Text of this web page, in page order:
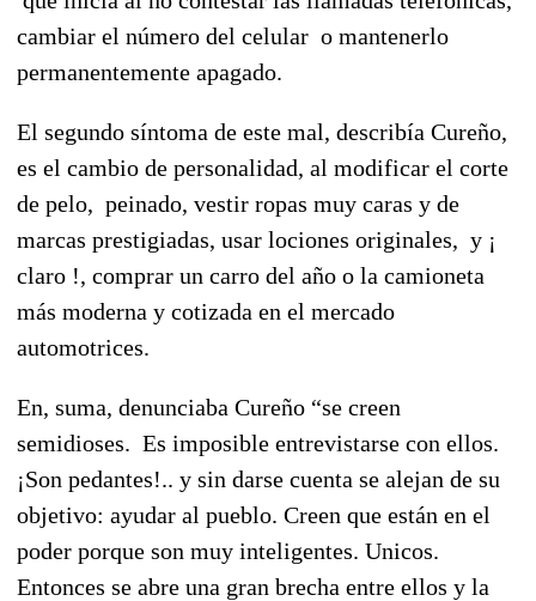
cambiar el número del celular o mantenerlo
permanentemente apagado.
El segundo síntoma de este mal, describía Cureño,
es el cambio de personalidad, al modificar el corte
de pelo, peinado, vestir ropas muy caras y de
marcas prestigiadas, usar lociones originales, y ¡
claro !, comprar un carro del año o la camioneta
más moderna y cotizada en el mercado
automotrices.
En, suma, denunciaba Cureño “se creen
semidioses. Es imposible entrevistarse con ellos.
¡Son pedantes!.. y sin darse cuenta se alejan de su
objetivo: ayudar al pueblo. Creen que están en el
poder porque son muy inteligentes. Unicos.
Entonces se abre una gran brecha entre ellos y la